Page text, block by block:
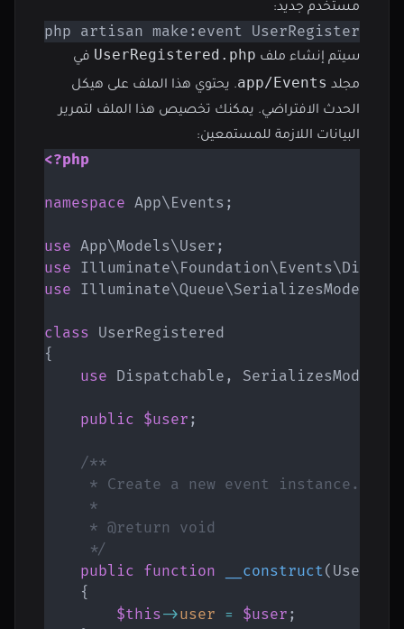
مستخدم جديد:
php artisan make:event UserRegistered
سيتم إنشاء ملف UserRegistered.php في
مجلد app/Events. يحتوي هذا الملف على هيكل
الحدث الافتراضي. يمكنك تخصيص هذا الملف لتمرير
البيانات اللازمة للمستمعين:
<?php
namespace App\Events ;
use App\Models\User ;
use Illuminate\Foundation\Events\
use Illuminate\Queue\SerializesModels
class UserRegistered
{
use Dispatchable , SerializesModels
public $user ;
/**
     * Create a new event instance.
     *
     * @return void
     */
public function __construct( User
{
$this->user = $user ;